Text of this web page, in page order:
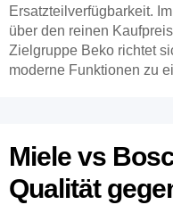
Ersatzteilverfügbarkeit.
über den reinen
Zielgruppe Beko richtet
moderne Funktionen zu
Miele vs
Qualität